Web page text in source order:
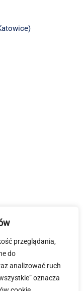
przeglądania,
do
analizować ruch
oznacza